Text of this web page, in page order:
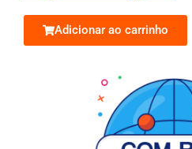
Adicionar ao carrinho